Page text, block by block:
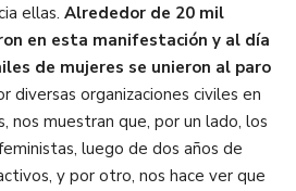
ellas. Alrededor de 20 mil
en esta manifestación y al día
de mujeres se unieron al paro
diversas organizaciones civiles en
nos muestran que, por un lado, los
luego de dos años de
y por otro, nos hace ver que